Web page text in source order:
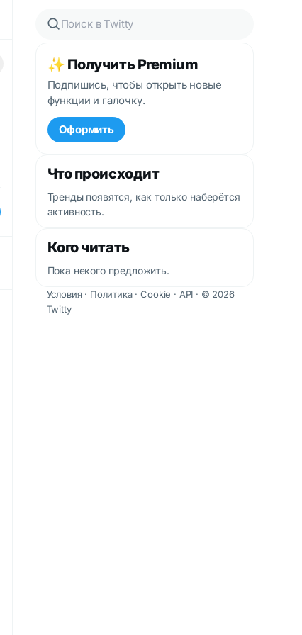
✨ Получить Premium
Подпишись, чтобы открыть новые
функции и галочку.
Оформить
Что происходит
Тренды появятся, как только наберётся
активность.
Кого читать
Пока некого предложить.
Условия· Политика·Cookie · API · © 2026
Twitty